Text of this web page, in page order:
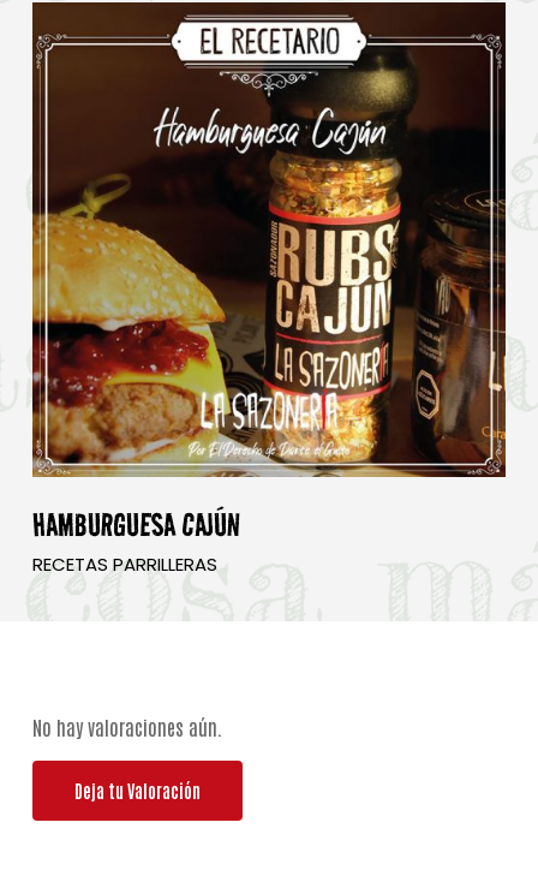
No hay productos en el carrito.
Go To Shop
RECETAS PARRILLERAS
HAMBURGUESA CAJÚN
No hay valoraciones aún.
Deja tu Valoración